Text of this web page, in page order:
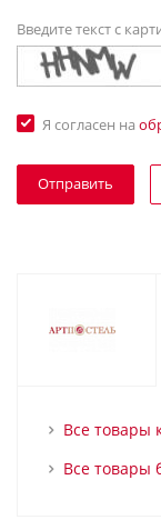
Введите текст с
Я согласен на
Все товары
Все товары